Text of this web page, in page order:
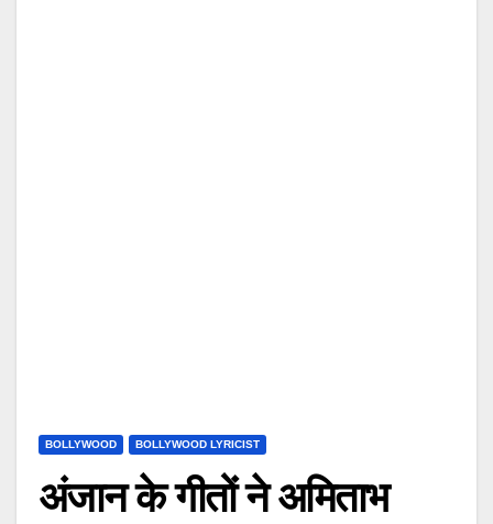
BOLLYWOOD BOLLYWOOD LYRICIST
अंजान के गीतों ने अमिताभ